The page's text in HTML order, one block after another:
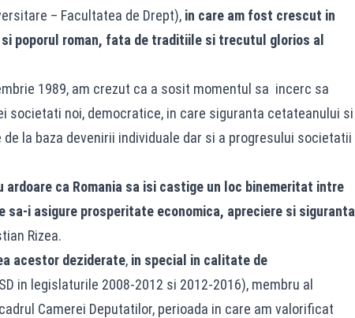
– Facultatea de Drept), in care am fost crescut in
poporul roman, fata de traditiile si trecutul glorios al
1989, am crezut ca a sosit momentul sa incerc sa
societati noi, democratice, in care siguranta cetateanului si
la baza devenirii individuale dar si a progresului societatii
ardoare ca Romania sa isi castige un loc binemeritat intre
sa-i asigure prosperitate economica, apreciere si siguranta
Rizea.
acestor deziderate, in special in calitate de
in legislaturile 2008-2012 si 2012-2016), membru al
Camerei Deputatilor, perioada in care am valorificat